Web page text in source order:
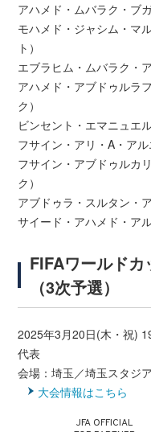
アハメド・ムバラク・ブ
モハメド・ジャシム・マ
ト）
エブラヒム・ムバラク・
アハメド・アブドゥルラ
ク）
ビンセント・エマニュエ
フサイン・アリ・A・アル
フサイン・アブドゥルカ
ク）
アブドゥラ・スルタン・
サイード・アハメド・ア
FIFAワールド
（3次予選）
2025年3月20日(木・祝)
代表
会場：埼玉／埼玉スタジ
大会情報はこちら
JFA OFFICIAL